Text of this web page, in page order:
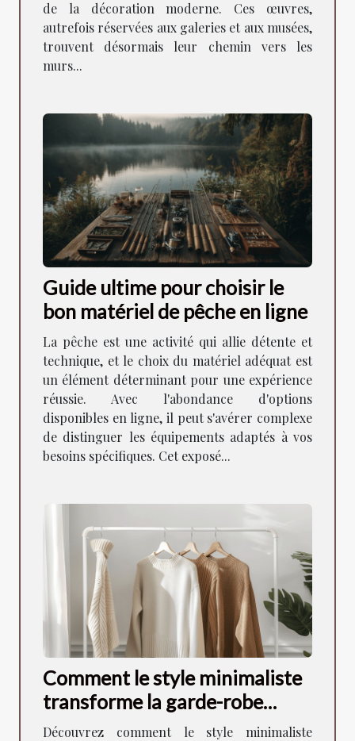
de la décoration moderne. Ces œuvres,
autrefois réservées aux galeries et aux musées,
trouvent désormais leur chemin vers les
murs...
Guide ultime pour choisir le
bon matériel de pêche en ligne
La pêche est une activité qui allie détente et
technique, et le choix du matériel adéquat est
un élément déterminant pour une expérience
réussie. Avec l'abondance d'options
disponibles en ligne, il peut s'avérer complexe
de distinguer les équipements adaptés à vos
besoins spécifiques. Cet exposé...
Comment le style minimaliste
transforme la garde-robe
moderne
Découvrez comment le style minimaliste